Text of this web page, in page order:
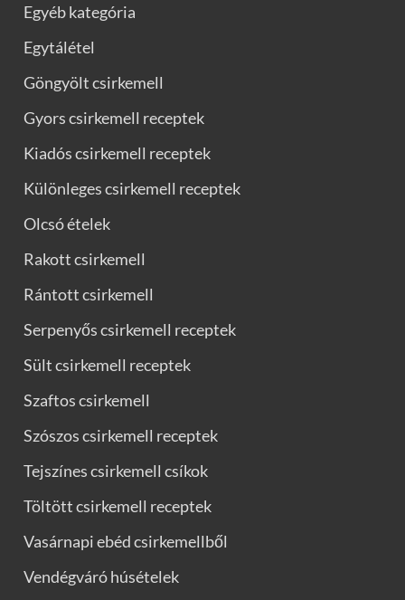
Egyéb kategória
Egytálétel
Göngyölt csirkemell
Gyors csirkemell receptek
Kiadós csirkemell receptek
Különleges csirkemell receptek
Olcsó ételek
Rakott csirkemell
Rántott csirkemell
Serpenyős csirkemell receptek
Sült csirkemell receptek
Szaftos csirkemell
Szószos csirkemell receptek
Tejszínes csirkemell csíkok
Töltött csirkemell receptek
Vasárnapi ebéd csirkemellből
Vendégváró húsételek